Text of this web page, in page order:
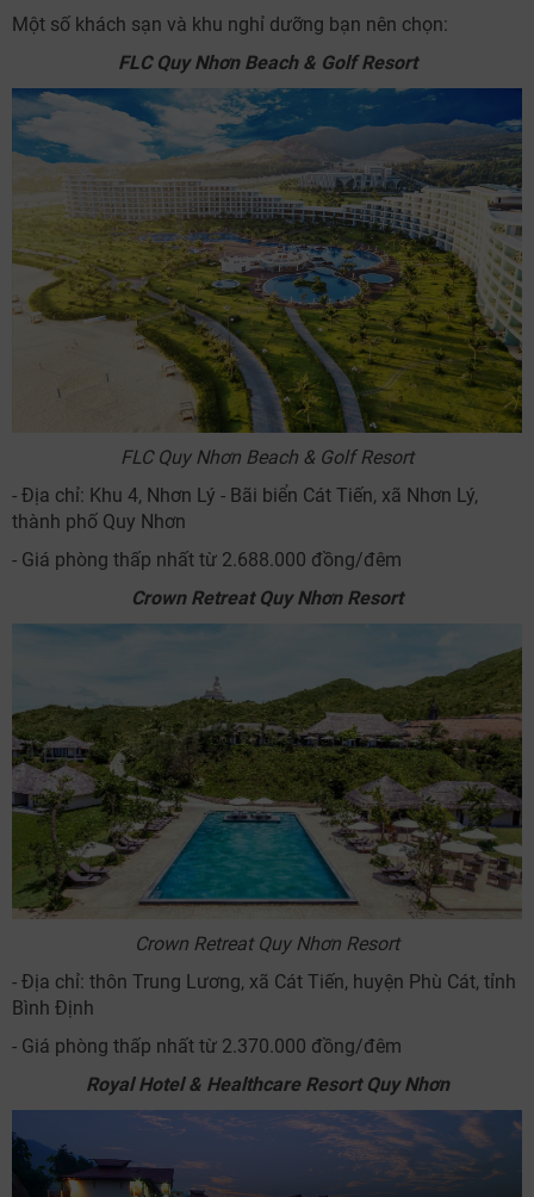
Một số khách sạn và khu nghỉ dưỡng bạn nên chọn:
FLC Quy Nhơn Beach & Golf Resort
FLC Quy Nhơn Beach & Golf Resort
- Địa chỉ: Khu 4, Nhơn Lý - Bãi biển Cát Tiến, xã Nhơn Lý,
thành phố Quy Nhơn
- Giá phòng thấp nhất từ 2.688.000 đồng/đêm
Crown Retreat Quy Nhơn Resort
Crown Retreat Quy Nhơn Resort
- Địa chỉ: thôn Trung Lương, xã Cát Tiến, huyện Phù Cát, tỉnh
Bình Định
- Giá phòng thấp nhất từ 2.370.000 đồng/đêm
Royal Hotel & Healthcare Resort Quy Nhơn